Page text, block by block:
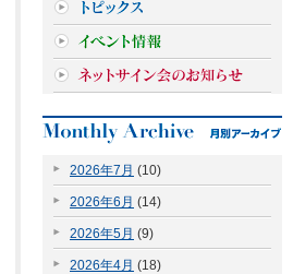
2026年7月 (10)
2026年6月 (14)
2026年5月 (9)
2026年4月 (18)